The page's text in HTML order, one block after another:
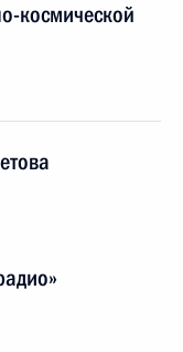
космической